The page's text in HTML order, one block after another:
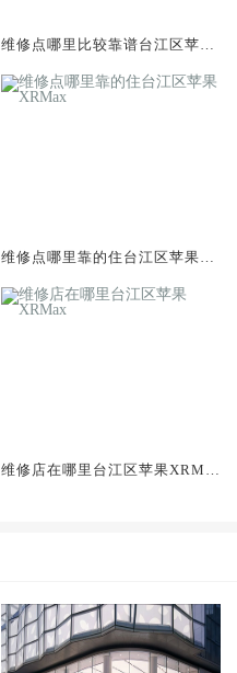
维修点哪里比较靠谱台江区苹果
维修点哪里靠的住台江区苹果X
维修店在哪里台江区苹果XRMa